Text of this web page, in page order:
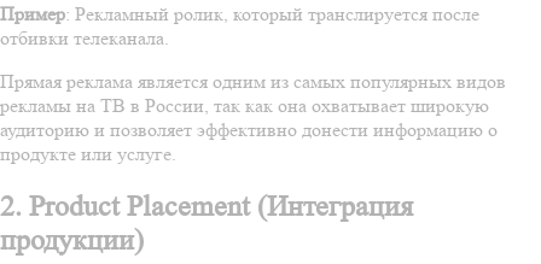
Пример: Рекламный ролик, который транслируется после
отбивки телеканала.
Прямая реклама является одним из самых популярных видов
рекламы на ТВ в России, так как она охватывает широкую
аудиторию и позволяет эффективно донести информацию о
продукте или услуге.
2. Product Placement (Интеграция
продукции)